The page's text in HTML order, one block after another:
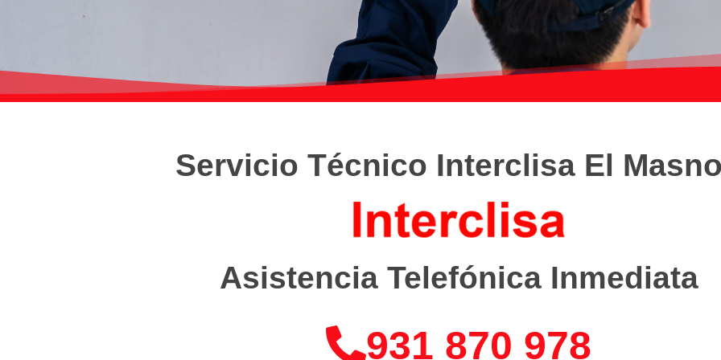
Servicio Técnico Interclisa El
Asistencia Telefónica Inmediata
931 870 978